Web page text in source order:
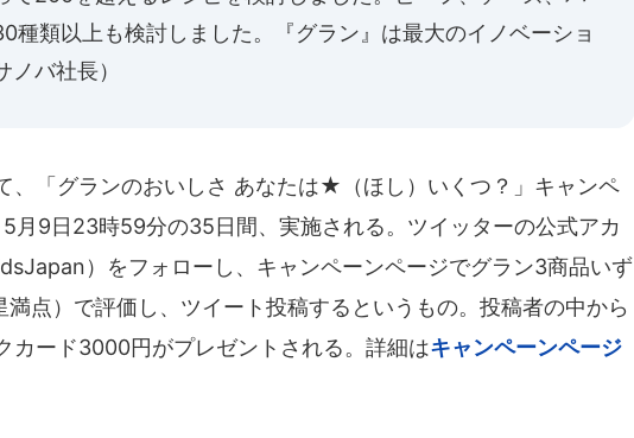
種類以上も検討しました。『グラン』は最大のイノベーショ
バ社長）
、「グランのおいしさ あなたは★（ほし）いくつ？」キャンペ
月9日23時59分の35日間、実施される。ツイッターの公式アカ
）をフォローし、キャンペーンページでグラン3商品いず
点）で評価し、ツイート投稿するというもの。投稿者の中から
カード3000円がプレゼントされる。詳細はキャンペーンページ